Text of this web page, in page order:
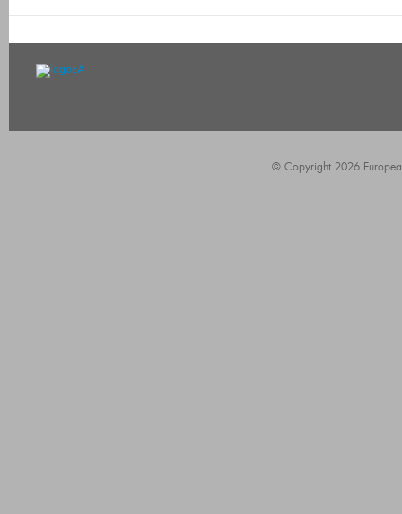
© Copyright 2026